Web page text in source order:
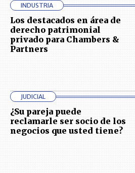
INDUSTRIA
Los destacados en área de
derecho patrimonial
privado para Chambers &
Partners
JUDICIAL
¿Su pareja puede
reclamarle ser socio de los
negocios que usted tiene?